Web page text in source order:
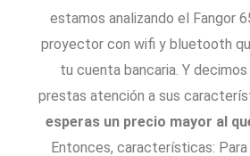
estamos analizando el Fangor
proyector con wifi y bluetooth
tu cuenta bancaria. Y
prestas atención a sus
esperas un precio mayor al
Entonces, características: Para